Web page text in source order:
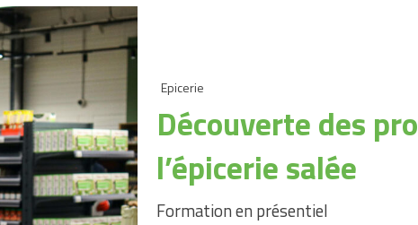
Epicerie
Découverte des
l’épicerie salée
Formation en présentiel